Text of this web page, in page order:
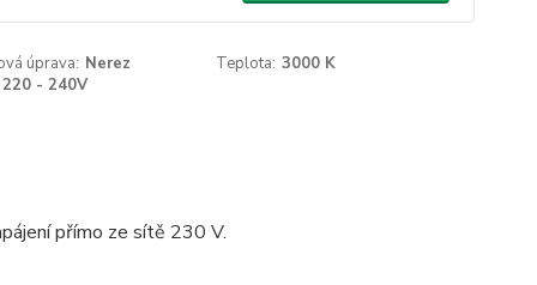
úprava: Nerez Teplota: 3000 K
220 - 240V
přímo ze sítě 230 V.